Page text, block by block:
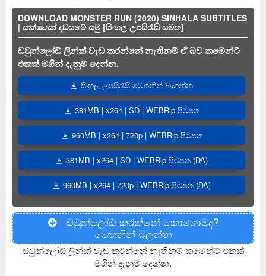
DOWNLOAD MONSTER RUN (2020) SINHALA SUBTITLES
| යක්ෂයෝ දඩයමේ යමු [සිංහල උපසිරැසි සමඟ]
ඩවුන්ලෝඩ් ලින්ක් වැඩ කරන්නේ නැතිනම් ඒ බව කමෙන්ට්
එකක් මගින් දැනුම් දෙන්න.
සිංහල උපසිරැසි මෙතනින් බාගන්න
381MB | x264 | SD | WEBRip පිටපත
960MB | x264 | 720p | WEBRip පිටපත
381MB | x264 | SD | WEBRip පිටපත (DA)
960MB | x264 | 720p | WEBRip පිටපත (DA)
ඩවුන්ලෝඩ් කරන්නේ කොහොමද?
මෙතනින් බලන්න
ඩවුන්ලෝඩ් ලින්ක් වැඩ කරන්නේ නැතිනම් කමෙන්ට් එකක්
මගින් දැනුම් දෙන්න.